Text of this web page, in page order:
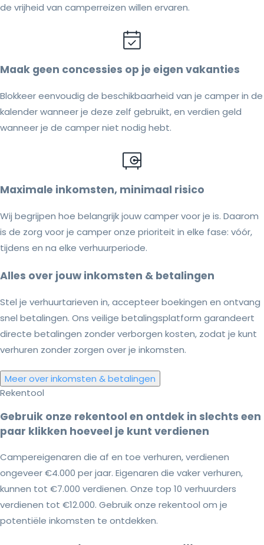
de vrijheid van camperreizen willen ervaren.
Maak geen concessies op je eigen vakanties
Blokkeer eenvoudig de beschikbaarheid van je camper in de
kalender wanneer je deze zelf gebruikt, en verdien geld
wanneer je de camper niet nodig hebt.
Maximale inkomsten, minimaal risico
Wij begrijpen hoe belangrijk jouw camper voor je is. Daarom
is de zorg voor je camper onze prioriteit in elke fase: vóór,
tijdens en na elke verhuurperiode.
Alles over jouw inkomsten & betalingen
Stel je verhuurtarieven in, accepteer boekingen en ontvang
snel betalingen. Ons veilige betalingsplatform garandeert
directe betalingen zonder verborgen kosten, zodat je kunt
verhuren zonder zorgen over je inkomsten.
Meer over inkomsten & betalingen
Rekentool
Gebruik onze rekentool en ontdek in slechts een
paar klikken hoeveel je kunt verdienen
Campereigenaren die af en toe verhuren, verdienen
ongeveer €4.000 per jaar. Eigenaren die vaker verhuren,
kunnen tot €7.000 verdienen. Onze top 10 verhuurders
verdienen tot €12.000. Gebruik onze rekentool om je
potentiële inkomsten te ontdekken.